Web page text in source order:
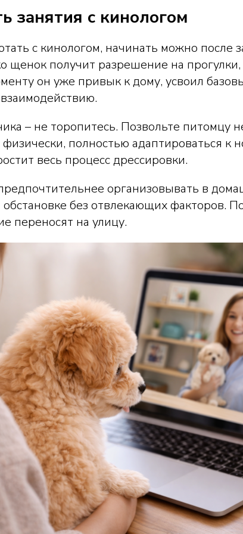
занятия с кинологом
с кинологом, начинать можно после
щенок получит разрешение на прогулки,
он уже привык к дому, усвоил
– не торопитесь. Позвольте питомцу
полностью адаптироваться к
весь процесс дрессировки.
организовывать в
без отвлекающих факторов.
переносят на улицу.